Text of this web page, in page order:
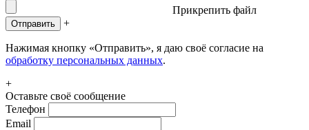
Прикрепить файл
Отправить +
Нажимая кнопку «Отправить», я даю своё согласие на
обработку персональных данных.
+
Оставьте своё сообщение
Телефон
Email